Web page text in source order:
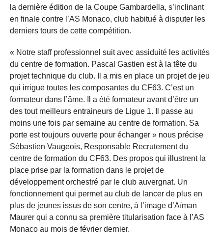
la dernière édition de la Coupe Gambardella, s’inclinant
en finale contre l’AS Monaco, club habitué à disputer les
derniers tours de cette compétition.
« Notre staff professionnel suit avec assiduité les activités
du centre de formation. Pascal Gastien est à la tête du
projet technique du club. Il a mis en place un projet de jeu
qui irrigue toutes les composantes du CF63. C’est un
formateur dans l’âme. Il a été formateur avant d’être un
des tout meilleurs entraineurs de Ligue 1. Il passe au
moins une fois par semaine au centre de formation. Sa
porte est toujours ouverte pour échanger » nous précise
Sébastien Vaugeois, Responsable Recrutement du
centre de formation du CF63. Des propos qui illustrent la
place prise par la formation dans le projet de
développement orchestré par le club auvergnat. Un
fonctionnement qui permet au club de lancer de plus en
plus de jeunes issus de son centre, à l’image d’Aïman
Maurer qui a connu sa première titularisation face à l’AS
Monaco au mois de février dernier.